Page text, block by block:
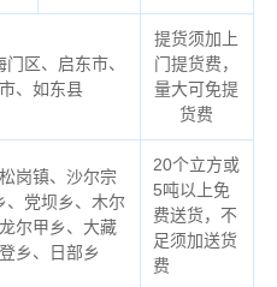
区、启东市、
、如东县
提货须加上
门提货费，
量大可免提
货费
岗镇、沙尔宗
、党坝乡、木尔
尔甲乡、大藏
乡、日部乡
20个立方或
5吨以上免
费送货，不
足须加送货
费